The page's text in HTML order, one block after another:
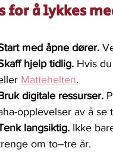
for å lykkes
med åpne dører.
hjelp tidlig. Hvis
Mattehelten.
digitale ressurser.
opplevelser av å se
langsiktig. Ikke
om to–tre år.